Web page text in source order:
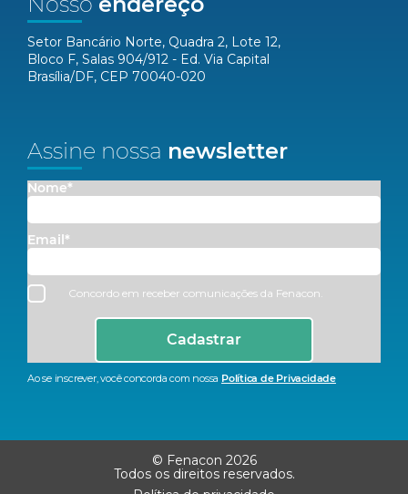
Setor Bancário Norte, Quadra 2, Lote 12,
Bloco F, Salas 904/912 - Ed. Via Capital
Brasília/DF, CEP 70040-020
Assine nossa newsletter
Nome*
Email*
Concordo em receber comunicações da Fenacon.
Cadastrar
Ao se inscrever, você concorda com nossa Política de Privacidade
© Fenacon 2026
Todos os direitos reservados.